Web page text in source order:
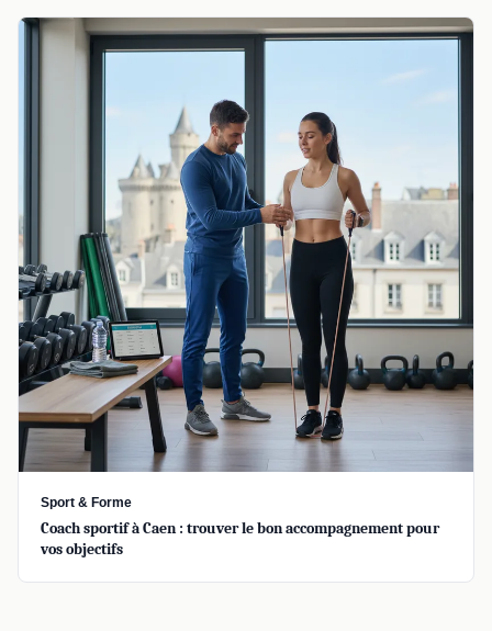
Sport & Forme
Coach sportif à Caen : trouver le bon accompagnement pour
vos objectifs